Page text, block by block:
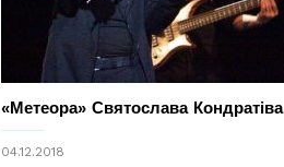
«Метеора» Святослава Кондратіва
04.12.2018